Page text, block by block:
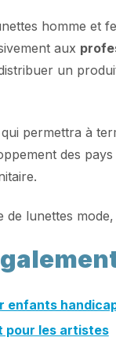
homme et
aux
un
qui permettra à
des
de lunettes
enfants
pour les artistes